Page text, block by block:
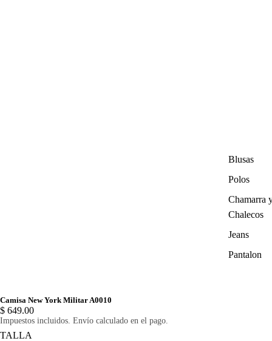
Blusas
Polos
Chamarra
Chalecos
Jeans
Pantalon
Camisa New York Militar A0010
$ 649.00
Impuestos incluidos. Envío calculado en el pago.
TALLA